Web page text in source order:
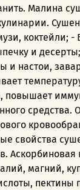
Малина
коктейли; -
и
и настои,
повышает
средства.
свойства
Аскорбиновая
магний,
пектины